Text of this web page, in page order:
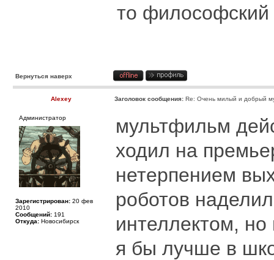
то
Вернуться наверх
Alexey Заголовок сообщения: Re: Очень милый и добрый
Администратор
Зарегистрирован: 20 фев
2010
Сообщений: 191
Откуда: Новосибирск
мультфильм
ходил на
нетерпением
роботов
интеллектом,
я бы лучше в